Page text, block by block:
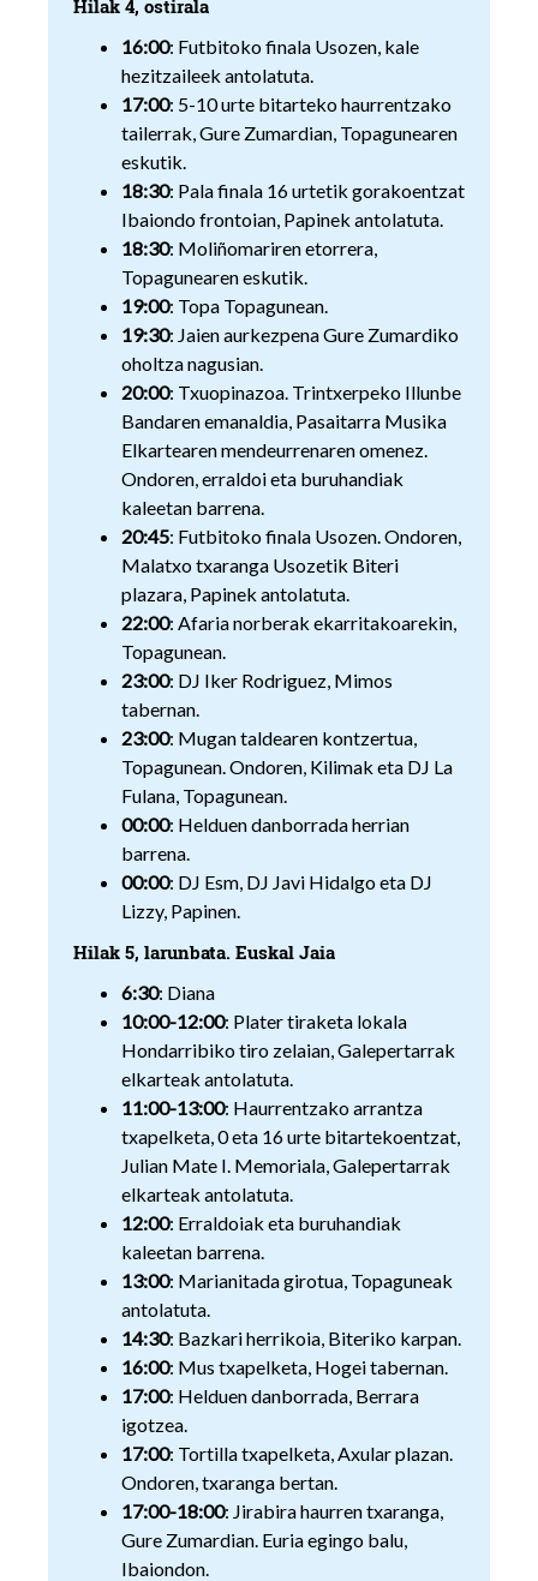
Hilak 4, ostirala
16:00: Futbitoko finala Usozen, kale
hezitzaileek antolatuta.
17:00: 5-10 urte bitarteko haurrentzako
tailerrak, Gure Zumardian, Topagunearen
eskutik.
18:30: Pala finala 16 urtetik gorakoentzat
Ibaiondo frontoian, Papinek antolatuta.
18:30: Moliñomariren etorrera,
Topagunearen eskutik.
19:00: Topa Topagunean.
19:30: Jaien aurkezpena Gure Zumardiko
oholtza nagusian.
20:00: Txuopinazoa. Trintxerpeko Illunbe
Bandaren emanaldia, Pasaitarra Musika
Elkartearen mendeurrenaren omenez.
Ondoren, erraldoi eta buruhandiak
kaleetan barrena.
20:45: Futbitoko finala Usozen. Ondoren,
Malatxo txaranga Usozetik Biteri
plazara, Papinek antolatuta.
22:00: Afaria norberak ekarritakoarekin,
Topagunean.
23:00: DJ Iker Rodriguez, Mimos
tabernan.
23:00: Mugan taldearen kontzertua,
Topagunean. Ondoren, Kilimak eta DJ La
Fulana, Topagunean.
00:00: Helduen danborrada herrian
barrena.
00:00: DJ Esm, DJ Javi Hidalgo eta DJ
Lizzy, Papinen.
Hilak 5, larunbata. Euskal Jaia
6:30: Diana
10:00-12:00: Plater tiraketa lokala
Hondarribiko tiro zelaian, Galepertarrak
elkarteak antolatuta.
11:00-13:00: Haurrentzako arrantza
txapelketa, 0 eta 16 urte bitartekoentzat,
Julian Mate I. Memoriala, Galepertarrak
elkarteak antolatuta.
12:00: Erraldoiak eta buruhandiak
kaleetan barrena.
13:00: Marianitada girotua, Topaguneak
antolatuta.
14:30: Bazkari herrikoia, Biteriko karpan.
16:00: Mus txapelketa, Hogei tabernan.
17:00: Helduen danborrada, Berrara
igotzea.
17:00: Tortilla txapelketa, Axular plazan.
Ondoren, txaranga bertan.
17:00-18:00: Jirabira haurren txaranga,
Gure Zumardian. Euria egingo balu,
Ibaiondon.